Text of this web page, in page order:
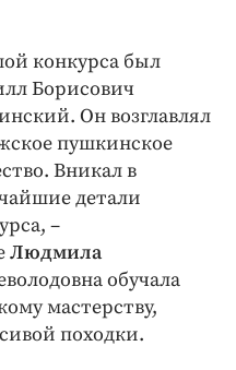
конкурса был
Борисович
Он возглавлял
пушкинское
Вникал в
детали
–
Людмила
обучала
мастерству,
походки.